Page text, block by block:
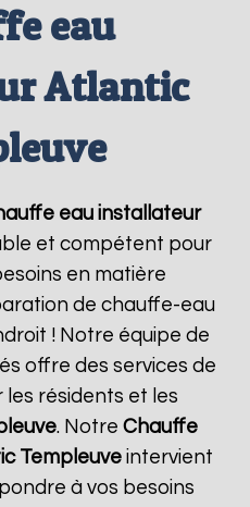
eau
Atlantic
eau installateur
et compétent pour
en matière
de chauffe-eau
! Notre équipe de
offre des services de
les résidents et les
. Notre Chauffe
Templeuve intervient
à vos besoins